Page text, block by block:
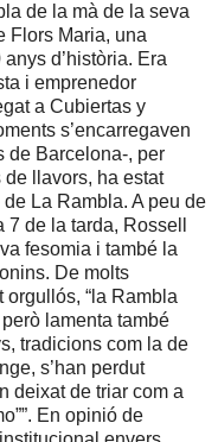
de la mà de la seva
Flors Maria, una
d’història. Era
i emprenedor
a Cubiertas y
s’encarregaven
de Barcelona-, per
de llavors, ha estat
de La Rambla. A peu de
7 de la tarda, Rossell
fesomia i també la
De molts
orgullós, “la Rambla
lamenta també
tradicions com la de
s’han perdut
deixat de triar com a
En opinió de